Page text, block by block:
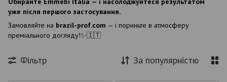
уже після першого застосування.
Замовляйте на brazil-prof.com​​​​​ ​​ — і пориньте в атмосферу
преміального догляду!✨🇮🇹
Фільтр За популярністю